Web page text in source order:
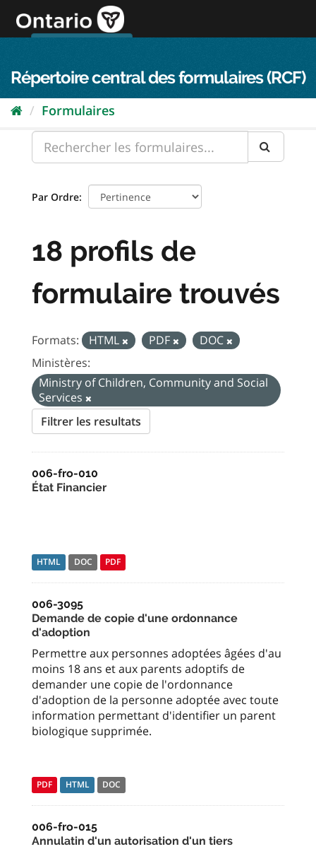
directement
au
Répertoire central des formulaires (RCF)
Formulaires
Par Ordre
18 profils de
formulaire trouvés
Formats: HTML PDF
DOC
Ministères:
Ministry of Children, Community and Social
Services
Filtrer les resultats
006-fro-010
État Financier
HTML DOC PDF
006-3095
Demande de copie d'une ordonnance
d'adoption
Permettre aux personnes adoptées âgées d'au
moins 18 ans et aux parents adoptifs de
demander une copie de l'ordonnance
d'adoption de la personne adoptée avec toute
information permettant d'identifier un parent
biologique supprimée.
PDF HTML DOC
006-fro-015
Annulatin d'un autorisation d'un tiers